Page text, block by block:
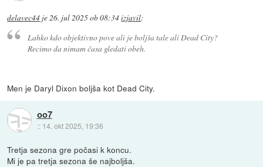
delavec44 je26. jul 2025 ob 08:34izjavil:
Lahko kdo objektivno pove ali je boljša tale ali Dead City?
Recimo da nimam časa gledati obeh.
Men je Daryl Dixon boljša kot Dead City.
oo7
:: 14. okt 2025, 19:36
Tretja sezona gre počasi k koncu.
Mi je pa tretja sezona še najboljša.